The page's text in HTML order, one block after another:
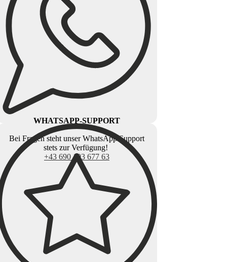
WHATSAPP-SUPPORT
Bei Fragen steht unser WhatsApp Support
stets zur Verfügung!
+43 690 103 677 63